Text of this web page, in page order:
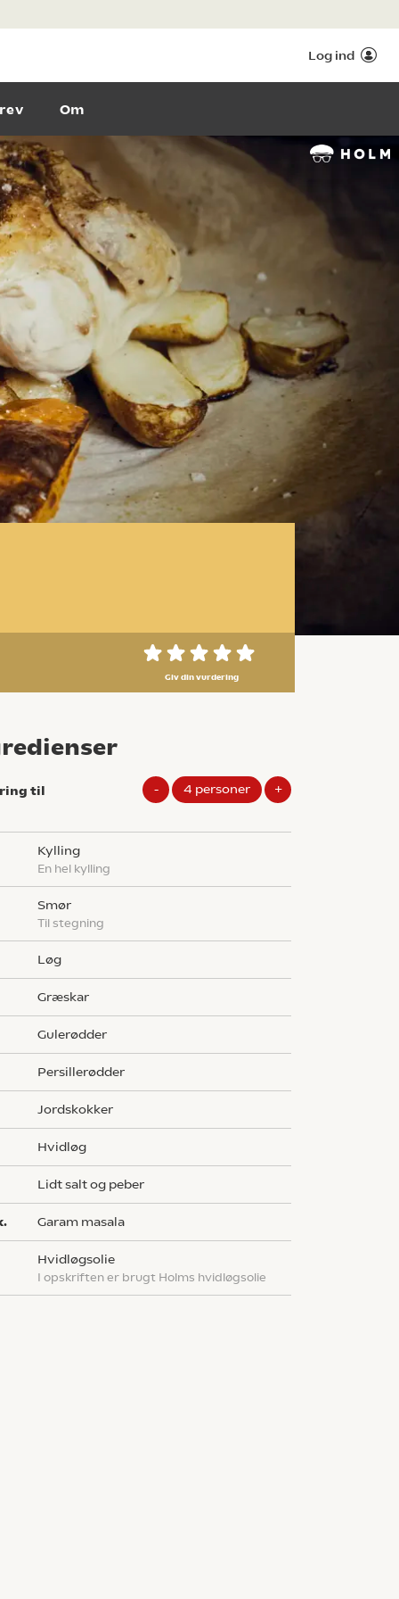
Log ind
Om
Giv din vurdering
til - 4 personer +
kylling
En hel kylling
smør
Til stegning
løg
græskar
gulerødder
persillerødder
jordskokker
hvidløg
Lidt salt og peber
garam masala
hvidløgsolie
I opskriften er brugt Holms hvidløgsolie